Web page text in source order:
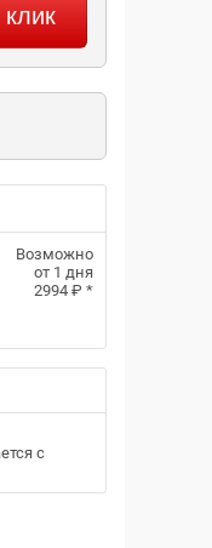
Возможно
от 1 дня
2994 ₽ *
с